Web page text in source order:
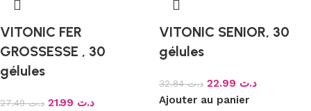
VITONIC FER
GROSSESSE , 30
gélules
د.ت27.49 د.ت
VITONIC SENIOR, 30
gélules
د.ت32.84 د.ت
Ajouter au panier